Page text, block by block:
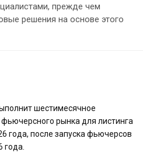
прежде чем
решения на основе этого
шестимесячное
рынка для листинга
года, после запуска фьючерсов
года.